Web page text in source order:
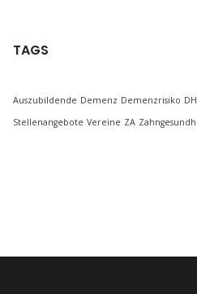
TAGS
Auszubildende Demenz Demenzrisiko DH
Stellenangebote Vereine ZA